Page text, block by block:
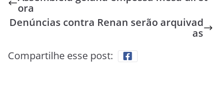
ora
Denúncias contra Renan serão arquivad
as
Compartilhe esse post: